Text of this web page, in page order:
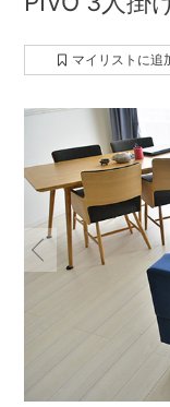
マイリストに追